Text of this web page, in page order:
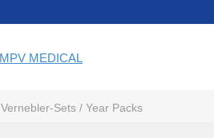
Vernebler-Sets / Year Packs